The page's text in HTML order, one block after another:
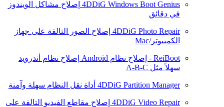
4DDiG Windows Boot Genius إصلاح مشاكل الويندوز
في دقائق
4DDiG Photo Repair إصلاح الصور التالفة على جهاز
الكمبيوتر/Mac
ReiBoot - إصلاح نظام Android
إصلاح نظام أندرويد
سهلاً مثل A-B-C
4DDiG Partition Manager أداة نقل النظام سهلة وآمنة
4DDiG Video Repair إصلاح مقاطع الفيديو التالفة على